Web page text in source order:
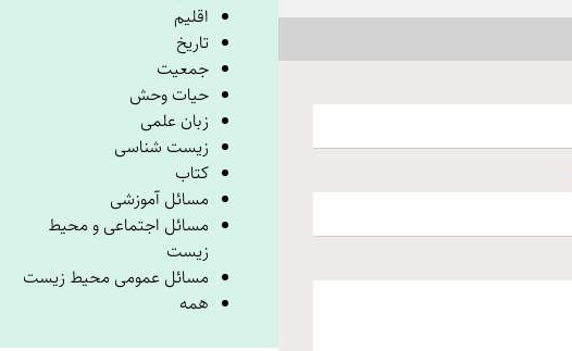
اقلیم
تاریخ
جمعیت
حیات وحش
زبان علمی
زیست شناسی
کتاب
مسائل آموزشی
مسائل اجتماعی و محیط
زیست
مسائل عمومی محیط زیست
همه